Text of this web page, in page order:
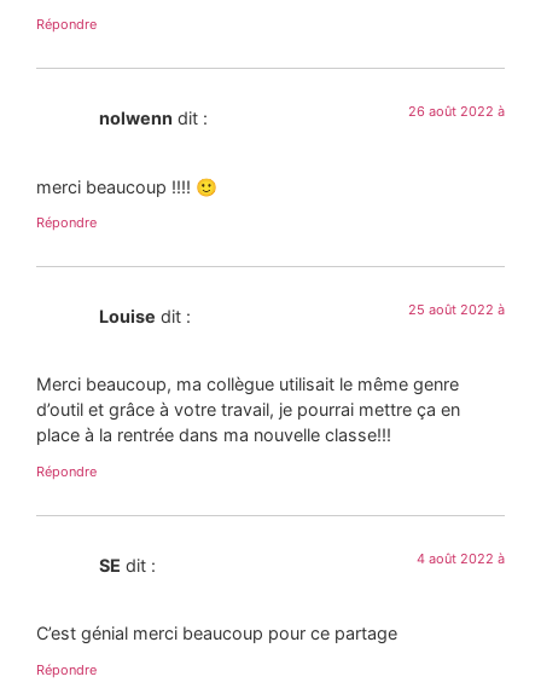
Répondre
nolwenn dit : 26 août 2022 à
merci beaucoup !!!! 🙂
Répondre
Louise dit : 25 août 2022 à
Merci beaucoup, ma collègue utilisait le même genre
d’outil et grâce à votre travail, je pourrai mettre ça en
place à la rentrée dans ma nouvelle classe!!!
Répondre
SE dit : 4 août 2022 à
C’est génial merci beaucoup pour ce partage
Répondre